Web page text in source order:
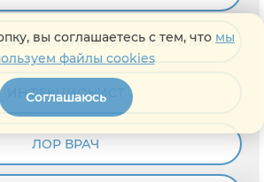
ДИАГНОСТИКИ
ИНФЕКЦИОНИСТ
ЛОР ВРАЧ
вы соглашаетесь с тем, что мы
файлы cookies
Соглашаюсь